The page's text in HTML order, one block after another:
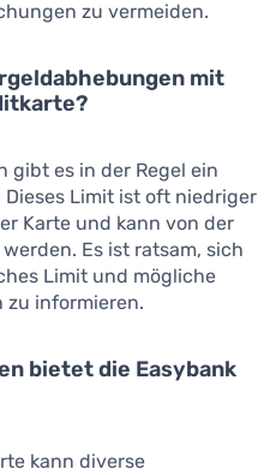
zu vermeiden.
mit
gibt es in der Regel ein
Dieses Limit ist oft niedriger
Karte und kann von der
Es ist ratsam, sich
Limit und mögliche
zu informieren.
bietet die Easybank
kann diverse